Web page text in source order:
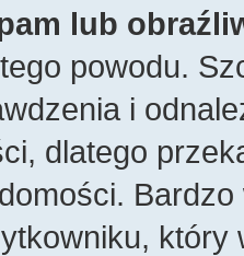
lub
powodu.
i
dlatego
który